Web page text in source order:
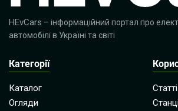
HEvCars – інформаційний портал про
автомобілі в Україні та світі
Категорії
Каталог
Огляди
Статті